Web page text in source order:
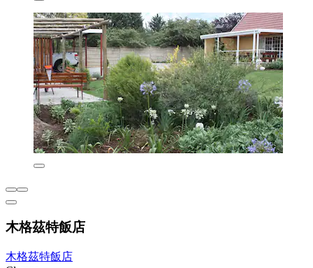
木格茲特飯店
木格茲特飯店